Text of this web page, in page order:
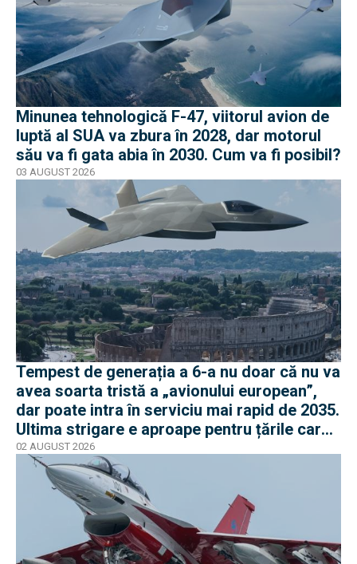
Minunea tehnologică F-47, viitorul avion de
luptă al SUA va zbura în 2028, dar motorul
său va fi gata abia în 2030. Cum va fi posibil?
03 AUGUST 2026
Tempest de generația a 6-a nu doar că nu va
avea soarta tristă a „avionului european”,
dar poate intra în serviciu mai rapid de 2035.
Ultima strigare e aproape pentru țările care
vor în program
02 AUGUST 2026